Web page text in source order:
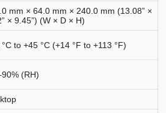
mm × 64.0 mm × 240.0 mm (13.08” ×
× 9.45”) (W × D × H)
to +45 °C (+14 °F to +113 °F)
(RH)